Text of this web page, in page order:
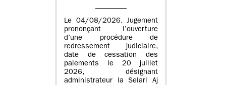
Le 04/08/2026. Jugement
prononçant l’ouverture
d’une procédure de
redressement judiciaire,
date de cessation des
paiements le 20 juillet
2026, désignant
administrateur la Selarl Aj